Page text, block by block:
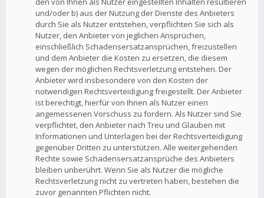
und/oder b) aus der Nutzung der Dienste des Anbieters
durch Sie als Nutzer entstehen, verpflichten Sie sich als
Nutzer, den Anbieter von jeglichen Ansprüchen,
einschließlich Schadensersatzansprüchen, freizustellen
und dem Anbieter die Kosten zu ersetzen, die diesem
wegen der möglichen Rechtsverletzung entstehen. Der
Anbieter wird insbesondere von den Kosten der
notwendigen Rechtsverteidigung freigestellt. Der Anbieter
ist berechtigt, hierfür von Ihnen als Nutzer einen
angemessenen Vorschuss zu fordern. Als Nutzer sind Sie
verpflichtet, den Anbieter nach Treu und Glauben mit
Informationen und Unterlagen bei der Rechtsverteidigung
gegenüber Dritten zu unterstützen. Alle weitergehenden
Rechte sowie Schadensersatzansprüche des Anbieters
bleiben unberührt. Wenn Sie als Nutzer die mögliche
Rechtsverletzung nicht zu vertreten haben, bestehen die
zuvor genannten Pflichten nicht.